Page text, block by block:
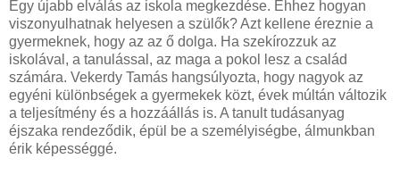
Egy újabb elválás az iskola megkezdése. Ehhez hogyan
viszonyulhatnak helyesen a szülők? Azt kellene éreznie a
gyermeknek, hogy az az ő dolga. Ha szekírozzuk az
iskolával, a tanulással, az maga a pokol lesz a család
számára. Vekerdy Tamás hangsúlyozta, hogy nagyok az
egyéni különbségek a gyermekek közt, évek múltán változik
a teljesítmény és a hozzáállás is. A tanult tudásanyag
éjszaka rendeződik, épül be a személyiségbe, álmunkban
érik képességgé.